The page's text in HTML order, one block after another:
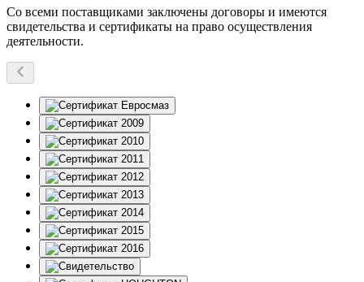
Со всеми поставщиками заключены договоры и имеются
свидетельства и сертификаты на право осуществления
деятельности.